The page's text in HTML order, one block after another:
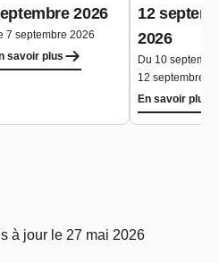
2026
7 septembre 2026
savoir plus
12
2026
Du 10
12 septembre
En savoir plus
à jour le 27 mai 2026